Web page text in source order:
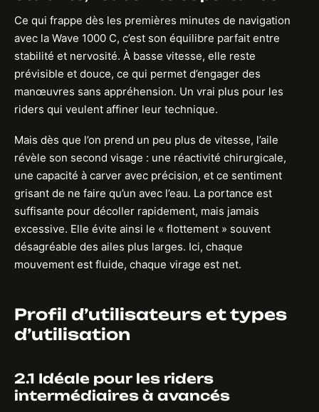
Ce qui frappe dès les premières minutes de navigation
avec la Wave 1000 C, c’est son équilibre parfait entre
stabilité et nervosité. À basse vitesse, elle reste
prévisible et douce, ce qui permet d’engager des
manœuvres sans appréhension. Un vrai plus pour les
riders qui veulent affiner leur technique.
Mais dès que l’on prend un peu plus de vitesse, l’aile
révèle son second visage : une réactivité chirurgicale,
une capacité à carver avec précision, et ce sentiment
grisant de ne faire qu’un avec l’eau. La portance est
suffisante pour décoller rapidement, mais jamais
excessive. Elle évite ainsi le « flottement » souvent
désagréable des ailes plus larges. Ici, chaque
mouvement est fluide, chaque virage est net.
Profil d’utilisateurs et types
d’utilisation
2.1 Idéale pour les riders
intermédiaires à avancés